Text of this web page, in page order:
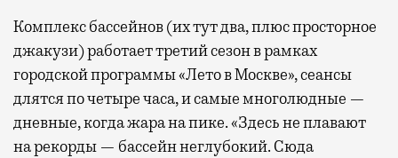
Комплекс бассейнов (их тут два, плюс просторное
джакузи) работает третий сезон в рамках
городской программы «Лето в Москве», сеансы
длятся по четыре часа, и самые многолюдные —
дневные, когда жара на пике. «Здесь не плавают
на рекорды — бассейн неглубокий. Сюда